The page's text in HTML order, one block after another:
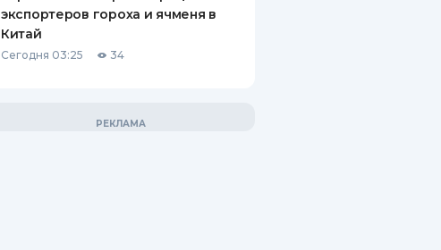
экспортеров гороха и ячменя в
Китай
Сегодня 03:25 34